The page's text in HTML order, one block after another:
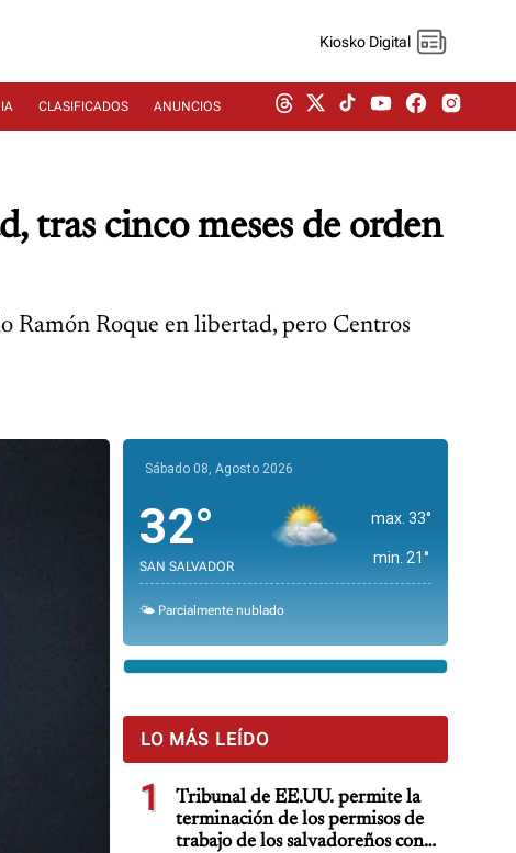
Kiosko Digital
IA CLASIFICADOS ANUNCIOS
tras cinco meses de orden
Ramón Roque en libertad, pero Centros
Sábado 08, Agosto 2026
32°
SAN SALVADOR
max. 33°
min. 21°
🌤️ Parcialmente nublado
LO MÁS LEÍDO
1
Tribunal de EE.UU. permite la
terminación de los permisos de
trabajo de los salvadoreños con